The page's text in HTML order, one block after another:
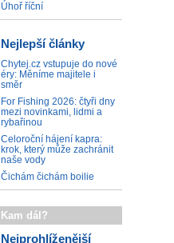
Úhoř říční
Nejlepší články
Chytej.cz vstupuje do nové
éry: Měníme majitele i
směr
For Fishing 2026: čtyři dny
mezi novinkami, lidmi a
rybařinou
Celoroční hájení kapra:
krok, který může zachránit
naše vody
Čichám čichám boilie
Kam dál?
Nejprohlíženější